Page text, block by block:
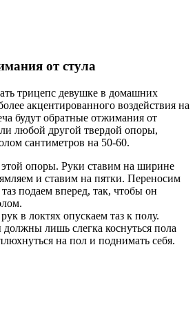
от стула
трицепс девушке в домашних
акцентированного воздействия на
будут обратные отжимания от
любой другой твердой опоры,
сантиметров на 50-60.
опоры. Руки ставим на ширине
и ставим на пятки. Переносим
подаем вперед, так, чтобы он
в локтях опускаем таз к полу.
лишь слегка коснуться пола
на пол и поднимать себя.